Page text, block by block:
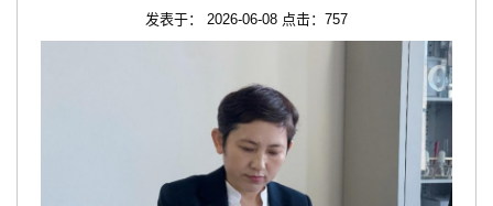
发表于： 2026-06-08 点击： 757